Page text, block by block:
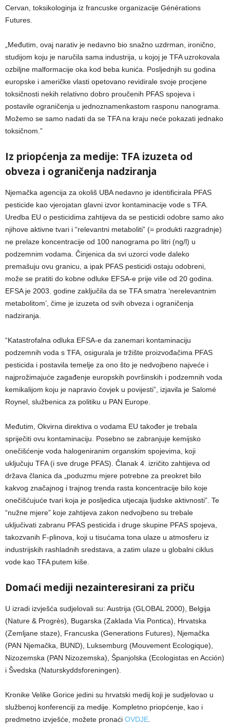
Cervan, toksikologinja iz francuske organizacije Générations
Futures.
„Međutim, ovaj narativ je nedavno bio snažno uzdrman, ironično,
studijom koju je naručila sama industrija, u kojoj je TFA uzrokovala
ozbiljne malformacije oka kod beba kunića. Posljednjih su godina
europske i američke vlasti opetovano revidirale svoje procjene
toksičnosti nekih relativno dobro proučenih PFAS spojeva i
postavile ograničenja u jednoznamenkastom rasponu nanograma.
Možemo se samo nadati da se TFA na kraju neće pokazati jednako
toksičnom.”
Iz priopćenja za medije: TFA izuzeta od
obveza i ograničenja nadziranja
Njemačka agencija za okoliš UBA nedavno je identificirala PFAS
pesticide kao vjerojatan glavni izvor kontaminacije vode s TFA.
Uredba EU o pesticidima zahtijeva da se pesticidi odobre samo ako
njihove aktivne tvari i “relevantni metaboliti” (= produkti razgradnje)
ne prelaze koncentracije od 100 nanograma po litri (ng/l) u
podzemnim vodama. Činjenica da svi uzorci vode daleko
premašuju ovu granicu, a ipak PFAS pesticidi ostaju odobreni,
može se pratiti do kobne odluke EFSA-e prije više od 20 godina.
EFSA je 2003. godine zaključila da se TFA smatra ‘nerelevantnim
metabolitom’, čime je izuzeta od svih obveza i ograničenja
nadziranja.
“Katastrofalna odluka EFSA-e da zanemari kontaminaciju
podzemnih voda s TFA, osigurala je tržište proizvođačima PFAS
pesticida i postavila temelje za ono što je nedvojbeno najveće i
najprožimajuće zagađenje europskih površinskih i podzemnih voda
kemikalijom koju je napravio čovjek u povijesti”, izjavila je Salomé
Roynel, službenica za politiku u PAN Europe.
Međutim, Okvirna direktiva o vodama EU također je trebala
spriječiti ovu kontaminaciju. Posebno se zabranjuje kemijsko
onečišćenje voda halogeniranim organskim spojevima, koji
uključuju TFA (i sve druge PFAS). Članak 4. izričito zahtijeva od
država članica da „poduzmu mjere potrebne za preokret bilo
kakvog značajnog i trajnog trenda rasta koncentracije bilo koje
onečišćujuće tvari koja je posljedica utjecaja ljudske aktivnosti”. Te
“nužne mjere” koje zahtijeva zakon nedvojbeno su trebale
uključivati zabranu PFAS pesticida i druge skupine PFAS spojeva,
takozvanih F-plinova, koji u tisućama tona ulaze u atmosferu iz
industrijskih rashladnih sredstava, a zatim ulaze u globalni ciklus
vode kao TFA putem kiše.
Domaći mediji nezainteresirani za priču
U izradi izvješća sudjelovali su: Austrija (GLOBAL 2000), Belgija
(Nature & Progrès), Bugarska (Zaklada Via Pontica), Hrvatska
(Zemljane staze), Francuska (Generations Futures), Njemačka
(PAN Njemačka, BUND), Luksemburg (Mouvement Ecologique),
Nizozemska (PAN Nizozemska), Španjolska (Ecologistas en Acción)
i Švedska (Naturskyddsforeningen).
Kronike Velike Gorice jedini su hrvatski medij koji je sudjelovao u
službenoj konferenciji za medije. Kompletno priopćenje, kao i
predmetno izvješće, možete pronaći OVDJE